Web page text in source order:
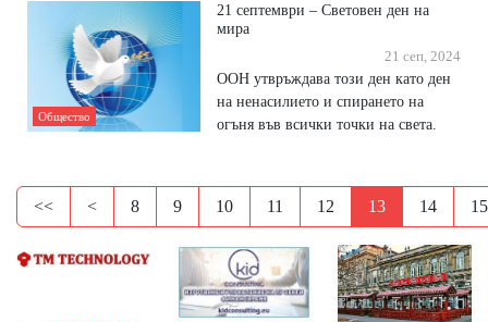
Общество
21 септември – Световен ден на
мира
21 сеп, 2024
ООН утвръждава този ден като ден
на ненасилието и спирането на
огъня във всички точки на света.
<< < 8 9 10 11 12 13 14 15